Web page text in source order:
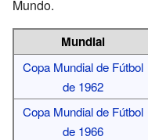
Mundo.
Mundial
Copa Mundial de Fútbol
de 1962
Copa Mundial de Fútbol
de 1966